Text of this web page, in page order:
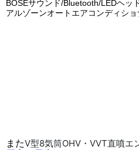
BOSEサウンド/Bluetooth/LEDヘッ
アルゾーンオートエアコンディショ
またV型8気筒OHV ・ VVT直噴エ